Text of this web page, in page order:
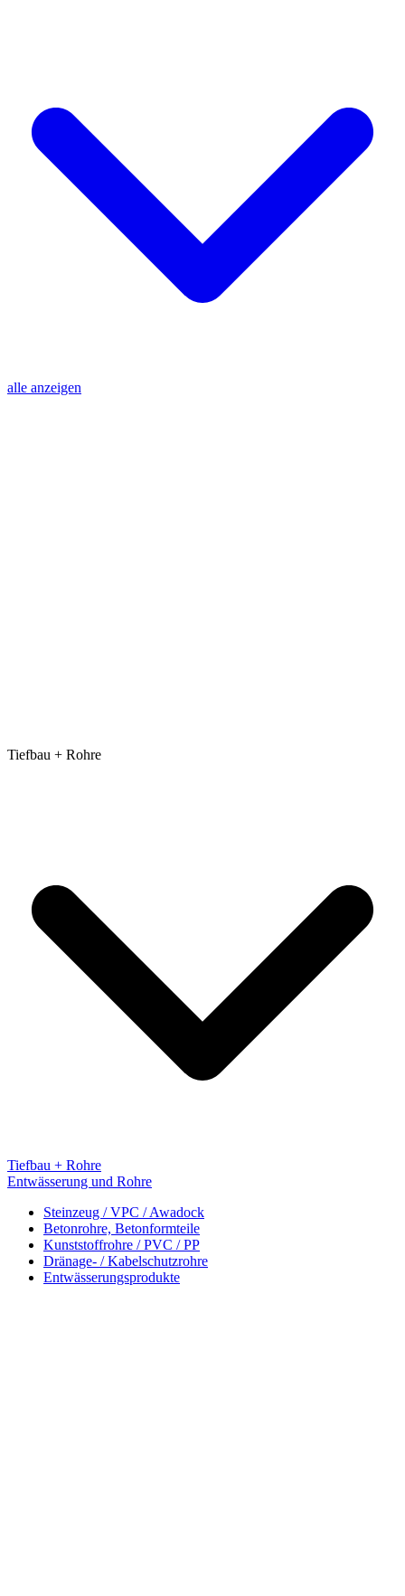
alle anzeigen
Tiefbau + Rohre
Tiefbau + Rohre
Entwässerung und Rohre
Steinzeug / VPC / Awadock
Betonrohre, Betonformteile
Kunststoffrohre / PVC / PP
Dränage- / Kabelschutzrohre
Entwässerungsprodukte